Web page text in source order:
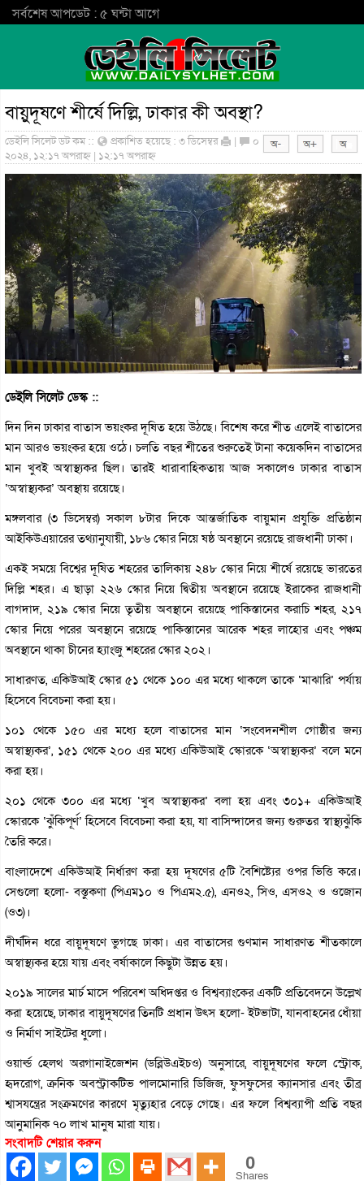
সর্বশেষ আপডেট : ৫ ঘন্টা আগে
বায়ুদূষণে শীর্ষে দিল্লি, ঢাকার কী অবস্থা?
ডেইলি সিলেট ডট কম ::
প্রকাশিত হয়েছে : ৩ ডিসেম্বর
২০২৪, ১২:১৭ অপরাহ্ন | ১২:১৭ অপরাহ্ন
| ০
ডেইলি সিলেট ডেস্ক ::
দিন দিন ঢাকার বাতাস ভয়ংকর দূষিত হয়ে উঠছে। বিশেষ করে শীত এলেই বাতাসের
মান আরও ভয়ংকর হয়ে ওঠে। চলতি বছর শীতের শুরুতেই টানা কয়েকদিন বাতাসের
মান খুবই অস্বাস্থ্যকর ছিল। তারই ধারাবাহিকতায় আজ সকালেও ঢাকার বাতাস
‘অস্বাস্থ্যকর’ অবস্থায় রয়েছে।
মঙ্গলবার (৩ ডিসেম্বর) সকাল ৮টার দিকে আন্তর্জাতিক বায়ুমান প্রযুক্তি প্রতিষ্ঠান
আইকিউএয়ারের তথ্যানুযায়ী, ১৮৬ স্কোর নিয়ে ষষ্ঠ অবস্থানে রয়েছে রাজধানী ঢাকা।
একই সময়ে বিশ্বের দূষিত শহরের তালিকায় ২৪৮ স্কোর নিয়ে শীর্ষে রয়েছে ভারতের
দিল্লি শহর। এ ছাড়া ২২৬ স্কোর নিয়ে দ্বিতীয় অবস্থানে রয়েছে ইরাকের রাজধানী
বাগদাদ, ২১৯ স্কোর নিয়ে তৃতীয় অবস্থানে রয়েছে পাকিস্তানের করাচি শহর, ২১৭
স্কোর নিয়ে পরের অবস্থানে রয়েছে পাকিস্তানের আরেক শহর লাহোর এবং পঞ্চম
অবস্থানে থাকা চীনের হ্যাংজু শহরের স্কোর ২০২।
সাধারণত, একিউআই স্কোর ৫১ থেকে ১০০ এর মধ্যে থাকলে তাকে ‘মাঝারি’ পর্যায়
হিসেবে বিবেচনা করা হয়।
১০১ থেকে ১৫০ এর মধ্যে হলে বাতাসের মান ‘সংবেদনশীল গোষ্ঠীর জন্য
অস্বাস্থ্যকর’, ১৫১ থেকে ২০০ এর মধ্যে একিউআই স্কোরকে ‘অস্বাস্থ্যকর’ বলে মনে
করা হয়।
২০১ থেকে ৩০০ এর মধ্যে ‘খুব অস্বাস্থ্যকর’ বলা হয় এবং ৩০১+ একিউআই
স্কোরকে ‘ঝুঁকিপূর্ণ’ হিসেবে বিবেচনা করা হয়, যা বাসিন্দাদের জন্য গুরুতর স্বাস্থ্যঝুঁকি
তৈরি করে।
বাংলাদেশে একিউআই নির্ধারণ করা হয় দূষণের ৫টি বৈশিষ্ট্যের ওপর ভিত্তি করে।
সেগুলো হলো- বস্তুকণা (পিএম১০ ও পিএম২.৫), এনও২, সিও, এসও২ ও ওজোন
(ও৩)।
দীর্ঘদিন ধরে বায়ুদূষণে ভুগছে ঢাকা। এর বাতাসের গুণমান সাধারণত শীতকালে
অস্বাস্থ্যকর হয়ে যায় এবং বর্ষাকালে কিছুটা উন্নত হয়।
২০১৯ সালের মার্চ মাসে পরিবেশ অধিদপ্তর ও বিশ্বব্যাংকের একটি প্রতিবেদনে উল্লেখ
করা হয়েছে, ঢাকার বায়ুদূষণের তিনটি প্রধান উৎস হলো- ইটভাটা, যানবাহনের ধোঁয়া
ও নির্মাণ সাইটের ধুলো।
ওয়ার্ল্ড হেলথ অরগানাইজেশন (ডব্লিউএইচও) অনুসারে, বায়ুদূষণের ফলে স্ট্রোক,
হৃদরোগ, ক্রনিক অবস্ট্রাকটিভ পালমোনারি ডিজিজ, ফুসফুসের ক্যানসার এবং তীব্র
শ্বাসযন্ত্রের সংক্রমণের কারণে মৃত্যুহার বেড়ে গেছে। এর ফলে বিশ্বব্যাপী প্রতি বছর
আনুমানিক ৭০ লাখ মানুষ মারা যায়।
সংবাদটি শেয়ার করুন
0
Shares